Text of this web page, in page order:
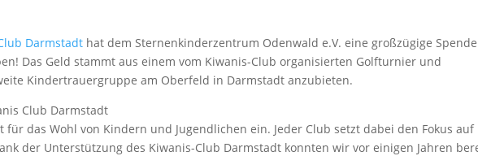
Darmstadt hat dem Sternenkinderzentrum Odenwald e.V. eine großzügige
Das Geld stammt aus einem vom Kiwanis-Club organisierten Golfturnier und
Kindertrauergruppe am Oberfeld in Darmstadt anzubieten.
für das Wohl von Kindern und Jugendlichen ein. Jeder Club setzt dabei den Fokus auf
der Unterstützung des Kiwanis-Club Darmstadt konnten wir vor einigen Jahren